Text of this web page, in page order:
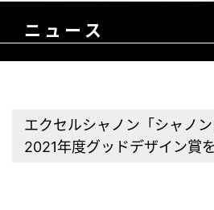
ニュース
エクセルシャノン「シャノ
2021年度グッドデザイン賞